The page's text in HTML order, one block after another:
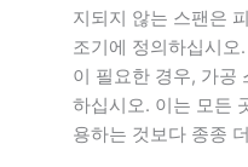
지되지 않는 스팬은
조기에 정의하십시
이 필요한 경우, 가공
하십시오. 이는 모든
용하는 것보다 종종